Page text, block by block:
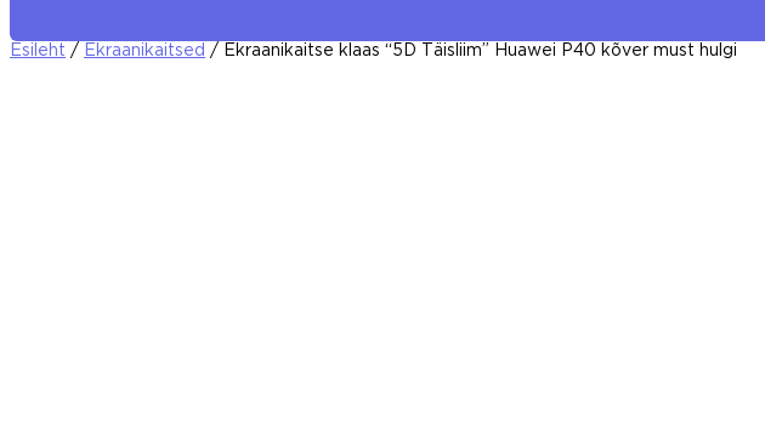
Esileht / Ekraanikaitsed / Ekraanikaitse klaas “5D Täisliim” Huawei P40 kõver must hulgi